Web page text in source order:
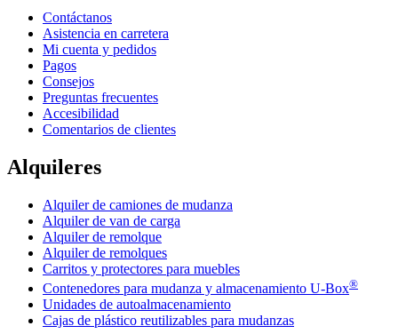
Contáctanos
Asistencia en carretera
Mi cuenta y pedidos
Pagos
Consejos
Preguntas frecuentes
Accesibilidad
Comentarios de clientes
Alquileres
Alquiler de camiones de mudanza
Alquiler de van de carga
Alquiler de remolque
Alquiler de remolques
Carritos y protectores para muebles
Contenedores para mudanza y almacenamiento U-Box®
Unidades de autoalmacenamiento
Cajas de plástico reutilizables para mudanzas